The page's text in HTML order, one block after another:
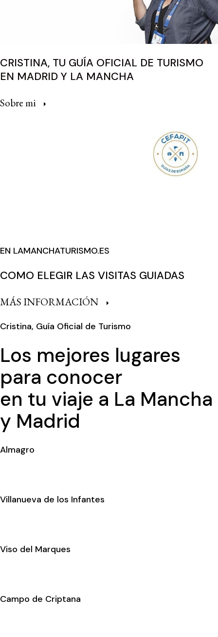
CRISTINA, TU GUÍA OFICIAL DE TURISMO
EN MADRID Y LA MANCHA
Sobre mi
EN LAMANCHATURISMO.ES
COMO ELEGIR LAS VISITAS GUIADAS
MÁS INFORMACIÓN
Cristina, Guía Oficial de Turismo
Los mejores lugares
para conocer
en tu viaje a La Mancha
y Madrid
Almagro
Villanueva de los Infantes
Viso del Marques
Campo de Criptana